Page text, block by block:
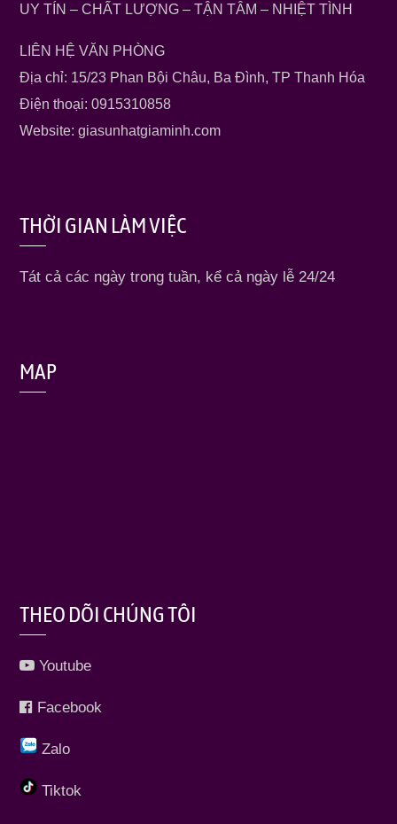
UY TÍN – CHẤT LƯỢNG – TẬN TÂM – NHIỆT TÌNH
LIÊN HỆ VĂN PHÒNG
Địa chỉ: 15/23 Phan Bội Châu, Ba Đình, TP Thanh Hóa
Điện thoại: 0915310858
Website: giasunhatgiaminh.com
THỜI GIAN LÀM VIỆC
Tát cả các ngày trong tuần, kể cả ngày lễ 24/24
MAP
THEO DÕI CHÚNG TÔI
Youtube
Facebook
Zalo
Tiktok